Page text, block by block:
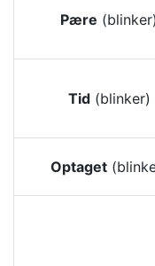
Pære (blinker)
Tid(blinker)
Optaget